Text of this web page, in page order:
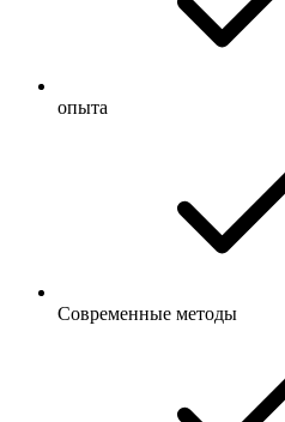
опыта
Современные методы